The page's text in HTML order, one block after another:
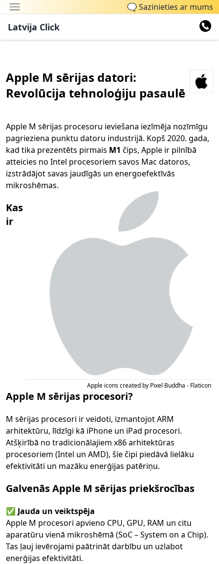
🗨Sazinieties ar mums
Latvija Click
Apple M sērijas datori:
Revolūcija tehnoloģiju pasaulē
Apple M sērijas procesoru ieviešana iezīmēja nozīmīgu
pagrieziena punktu datoru industrijā. Kopš 2020. gada,
kad tika prezentēts pirmais M1 čips, Apple ir pilnībā
atteicies no Intel procesoriem savos Mac datoros,
izstrādājot savas jaudīgās un energoefektīvās
mikroshēmas.
Apple icons created by Pixel Buddha - Flaticon
Kas
ir
Apple M sērijas procesori?
M sērijas procesori ir veidoti, izmantojot ARM
arhitektūru, līdzīgi kā iPhone un iPad procesori.
Atšķirībā no tradicionālajiem x86 arhitektūras
procesoriem (Intel un AMD), šie čipi piedāvā lielāku
efektivitāti un mazāku enerģijas patēriņu.
Galvenās Apple M sērijas priekšrocības
✅ Jauda un veiktspēja
Apple M procesori apvieno CPU, GPU, RAM un citu
aparatūru vienā mikroshēmā (SoC – System on a Chip).
Tas ļauj ievērojami paātrināt darbību un uzlabot
enerģijas efektivitāti.